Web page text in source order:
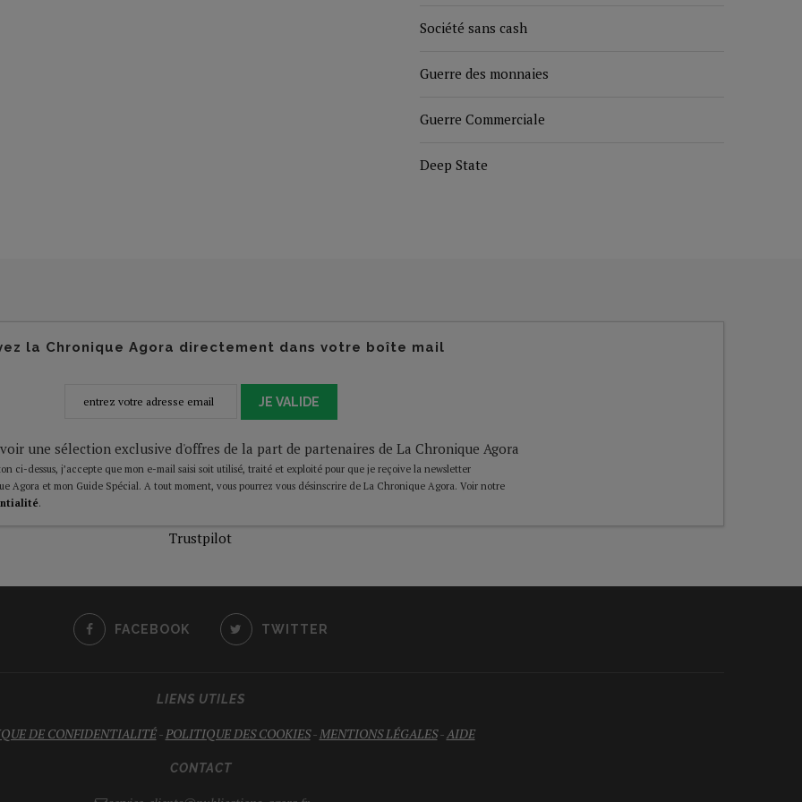
Société sans cash
Guerre des monnaies
Guerre Commerciale
Deep State
la Chronique Agora directement dans votre boîte mail
JE VALIDE
une sélection exclusive d'offres de la part de partenaires de La Chronique Agora
ci-dessus, j’accepte que mon e-mail saisi soit utilisé, traité et exploité pour que je reçoive la newsletter
Agora et mon Guide Spécial. A tout moment, vous pourrez vous désinscrire de La Chronique Agora. Voir notre
.
Trustpilot
FACEBOOK TWITTER
LIENS UTILES
DE CONFIDENTIALITÉ-POLITIQUE DES COOKIES-MENTIONS LÉGALES-AIDE
CONTACT